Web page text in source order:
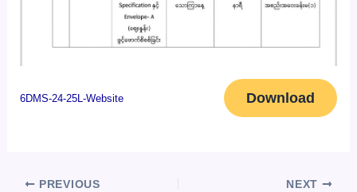
6DMS-24-25L-Website Download
PREVIOUS NEXT